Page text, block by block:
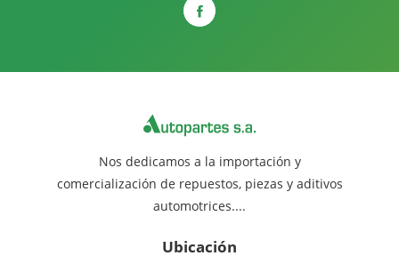
Nos dedicamos a la importación y
comercialización de repuestos, piezas y aditivos
automotrices....
Ubicación